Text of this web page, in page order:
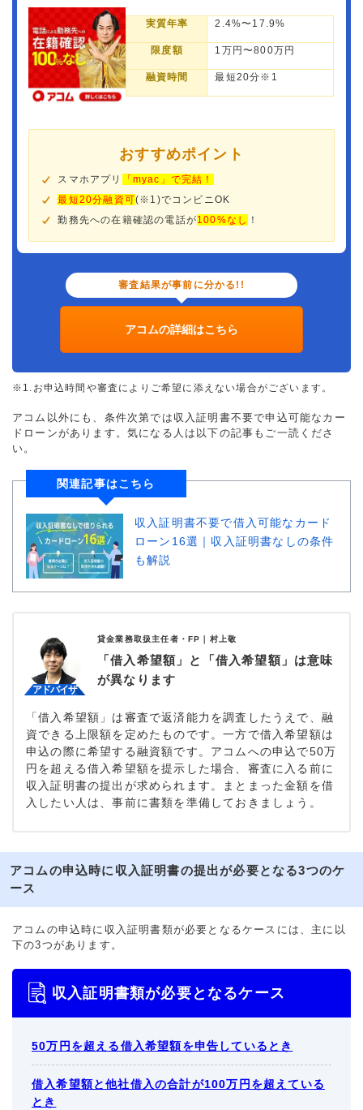
実質年率 2.4%〜17.9%
限度額 1万円〜800万円
融資時間 最短20分※1
おすすめポイント
スマホアプリ
「myac」で完結！
最短20分融資可(※1)でコンビニOK
勤務先への在籍確認の電話が100%なし ！
審査結果が事前に分かる!!
アコムの詳細はこちら
※1.お申込時間や審査によりご希望に添えない場合がございます。
アコム以外にも、条件次第では収入証明書不要で申込可能なカー
ドローンがあります。気になる人は以下の記事もご一読くださ
い。
関連記事はこちら
収入証明書不要で借入可能なカード
ローン16選｜収入証明書なしの条件
も解説
貸金業務取扱主任者・FP｜ 村上敬
「借入希望額」と「借入希望額」は意味
が異なります
「借入希望額」は審査で返済能力を調査したうえで、融
資できる上限額を定めたものです。一方で借入希望額は
申込の際に希望する融資額です。アコムへの申込で50万
円を超える借入希望額を提示した場合、審査に入る前に
収入証明書の提出が求められます。まとまった金額を借
入したい人は、事前に書類を準備しておきましょう。
アコムの申込時に収入証明書の提出が必要となる3つのケ
ース
アコムの申込時に収入証明書類が必要となるケースには、主に以
下の3つがあります。
収入証明書類が必要となるケース
50万円を超える借入希望額を申告しているとき
借入希望額と他社借入の合計が100万円を超えている
とき